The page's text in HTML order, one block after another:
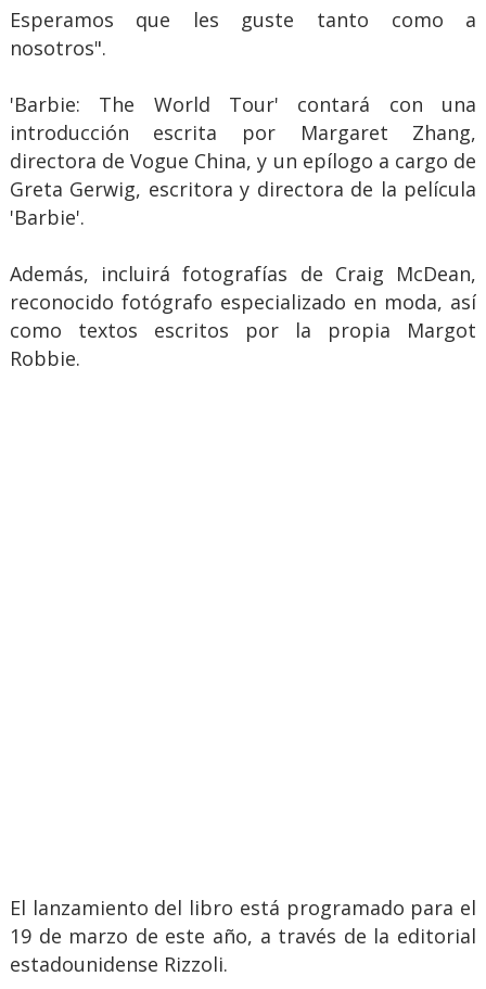
Esperamos que les guste tanto como a
nosotros".
'Barbie: The World Tour' contará con una
introducción escrita por Margaret Zhang,
directora de Vogue China, y un epílogo a cargo de
Greta Gerwig, escritora y directora de la película
'Barbie'.
Además, incluirá fotografías de Craig McDean,
reconocido fotógrafo especializado en moda, así
como textos escritos por la propia Margot
Robbie.
El lanzamiento del libro está programado para el
19 de marzo de este año, a través de la editorial
estadounidense Rizzoli.